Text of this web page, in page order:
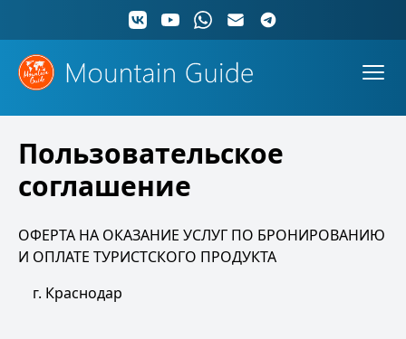
Пользовательское
соглашение
ОФЕРТА НА ОКАЗАНИЕ УСЛУГ ПО БРОНИРОВАНИЮ
И ОПЛАТЕ ТУРИСТСКОГО ПРОДУКТА
г. Краснодар